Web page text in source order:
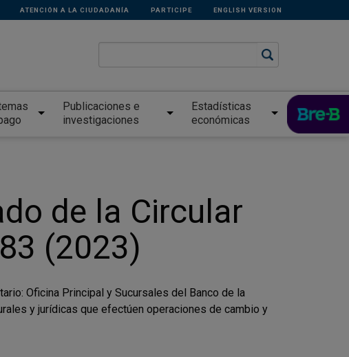
ATENCIÓN A LA CIUDADANÍA PARTICIPE ENGLISH VERSION
Publicaciones e
investigaciones
Estadísticas
económicas
de la Circular
(2023)
Oficina Principal y Sucursales del Banco de la
y jurídicas que efectúen operaciones de cambio y